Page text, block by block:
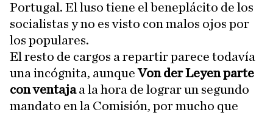
Portugal. El luso tiene el beneplácito de los
socialistas y no es visto con malos ojos por
los populares.
El resto de cargos a repartir parece todavía
una incógnita, aunqueVon der Leyen parte
con ventajaa la hora de lograr un segundo
mandato en la Comisión, por mucho que